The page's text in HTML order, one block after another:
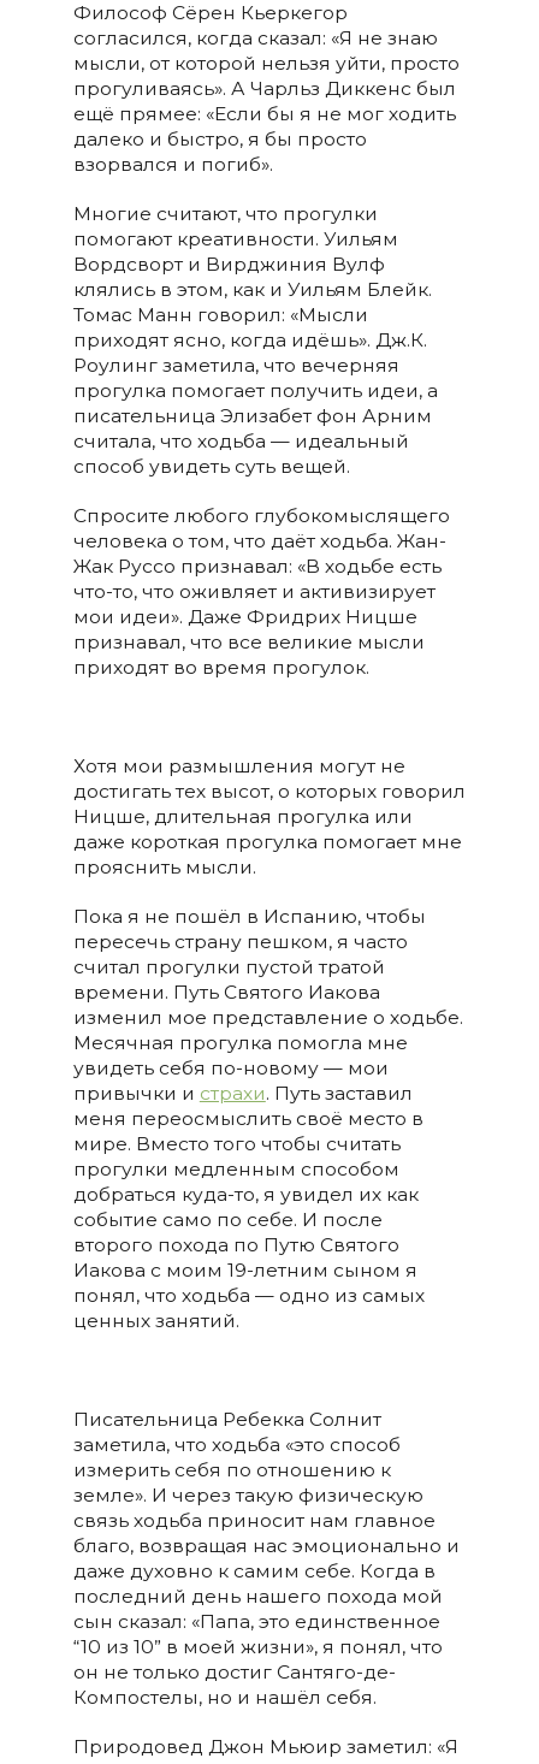
Философ Сёрен Кьеркегор
согласился, когда сказал: «Я не знаю
мысли, от которой нельзя уйти, просто
прогуливаясь». А Чарльз Диккенс был
ещё прямее: «Если бы я не мог ходить
далеко и быстро, я бы просто
взорвался и погиб».
Многие считают, что прогулки
помогают креативности. Уильям
Вордсворт и Вирджиния Вулф
клялись в этом, как и Уильям Блейк.
Томас Манн говорил: «Мысли
приходят ясно, когда идёшь». Дж.К.
Роулинг заметила, что вечерняя
прогулка помогает получить идеи, а
писательница Элизабет фон Арним
считала, что ходьба — идеальный
способ увидеть суть вещей.
Спросите любого глубокомыслящего
человека о том, что даёт ходьба. Жан-
Жак Руссо признавал: «В ходьбе есть
что-то, что оживляет и активизирует
мои идеи». Даже Фридрих Ницше
признавал, что все великие мысли
приходят во время прогулок.
Хотя мои размышления могут не
достигать тех высот, о которых говорил
Ницше, длительная прогулка или
даже короткая прогулка помогает мне
прояснить мысли.
Пока я не пошёл в Испанию, чтобы
пересечь страну пешком, я часто
считал прогулки пустой тратой
времени. Путь Святого Иакова
изменил мое представление о ходьбе.
Месячная прогулка помогла мне
увидеть себя по-новому — мои
привычки и страхи. Путь заставил
меня переосмыслить своё место в
мире. Вместо того чтобы считать
прогулки медленным способом
добраться куда-то, я увидел их как
событие само по себе. И после
второго похода по Путю Святого
Иакова с моим 19-летним сыном я
понял, что ходьба — одно из самых
ценных занятий.
Писательница Ребекка Солнит
заметила, что ходьба «это способ
измерить себя по отношению к
земле». И через такую физическую
связь ходьба приносит нам главное
благо, возвращая нас эмоционально и
даже духовно к самим себе. Когда в
последний день нашего похода мой
сын сказал: «Папа, это единственное
“10 из 10” в моей жизни», я понял, что
он не только достиг Сантяго-де-
Компостелы, но и нашёл себя.
Природовед Джон Мьюир заметил: «Я